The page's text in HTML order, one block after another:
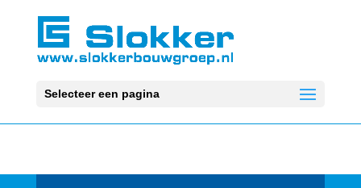
Selecteer een pagina